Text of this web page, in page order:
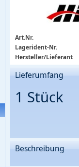
Art.Nr.
Lagerident-Nr.
Hersteller/Lieferant
Lieferumfang
1 Stück
Beschreibung